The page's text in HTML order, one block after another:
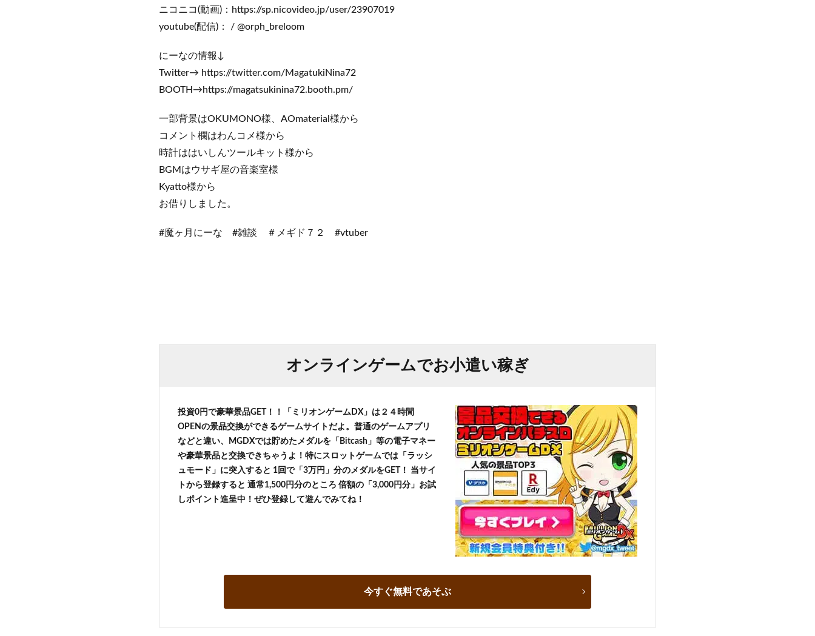
ニコニコ(動画)：https://sp.nicovideo.jp/user/23907019
youtube(配信)： / @orph_breloom
にーなの情報↓
Twitter→ https://twitter.com/MagatukiNina72
BOOTH→https://magatsukinina72.booth.pm/
一部背景はOKUMONO様、AOmaterial様から
コメント欄はわんコメ様から
時計ははいしんツールキット様から
BGMはウサギ屋の音楽室様
Kyatto様から
お借りしました。
#魔ヶ月にーな #雑談 ＃メギド７２ #vtuber
オンラインゲームでお小遣い稼ぎ
投資0円で豪華景品GET！！「ミリオンゲームDX」は２４時間
OPENの景品交換ができるゲームサイトだよ。普通のゲームアプリ
などと違い、MGDXでは貯めたメダルを「Bitcash」等の電子マネー
や豪華景品と交換できちゃうよ！特にスロットゲームでは「ラッシ
ュモード」に突入すると 1回で「3万円」分のメダルをGET！ 当サイ
トから登録すると 通常1,500円分のところ 倍額の「3,000円分」お試
しポイント進呈中！ぜひ登録して遊んでみてね！
今すぐ無料であそぶ